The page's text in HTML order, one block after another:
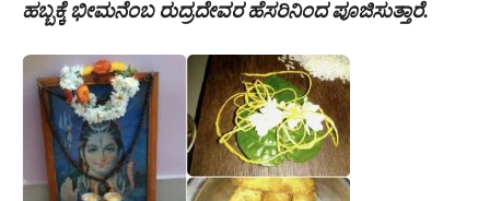
ಹಬ್ಬಕ್ಕೆ ಭೀಮನೆಂಬ ರುದ್ರದೇವರ ಹೆಸರಿನಿಂದ ಪೂಜಿಸುತ್ತಾರೆ.